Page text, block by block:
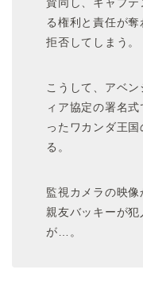
る権利と責任が
拒否してしまう。
こうして、アベ
ィア協定の署名
ったワカンダ王
る。
監視カメラの映
親友バッキーが
が…。